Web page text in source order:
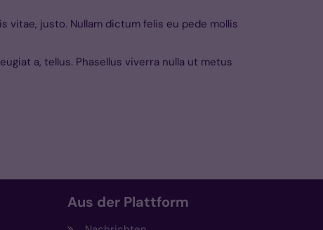
vitae, justo. Nullam dictum felis eu pede mollis
a, tellus. Phasellus viverra nulla ut metus
Aus der Plattform